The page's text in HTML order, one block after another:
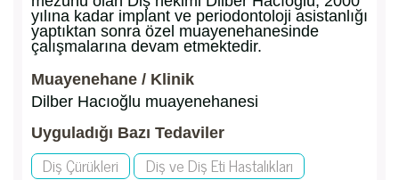
yılına kadar implant ve periodontoloji asistanlığı
yaptıktan sonra özel muayenehanesinde
çalışmalarına devam etmektedir.
Muayenehane / Klinik
Dilber Hacıoğlu muayenehanesi
Uyguladığı Bazı Tedaviler
Diş Çürükleri
Diş ve Diş Eti Hastalıkları